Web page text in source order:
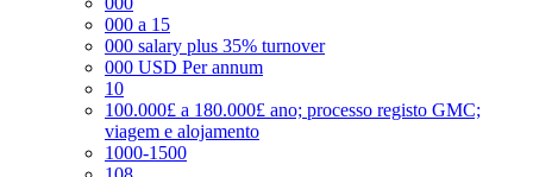
000 a 15
000 salary plus 35% turnover
000 USD Per annum
10
100.000£ a 180.000£ ano; processo registo GMC;
viagem e alojamento
1000-1500